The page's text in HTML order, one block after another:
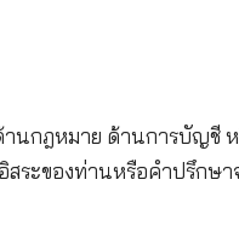
ถือเป็นเว็บไซต์ที่เป็
โดยบุคคลภายนอก
งกล่าว